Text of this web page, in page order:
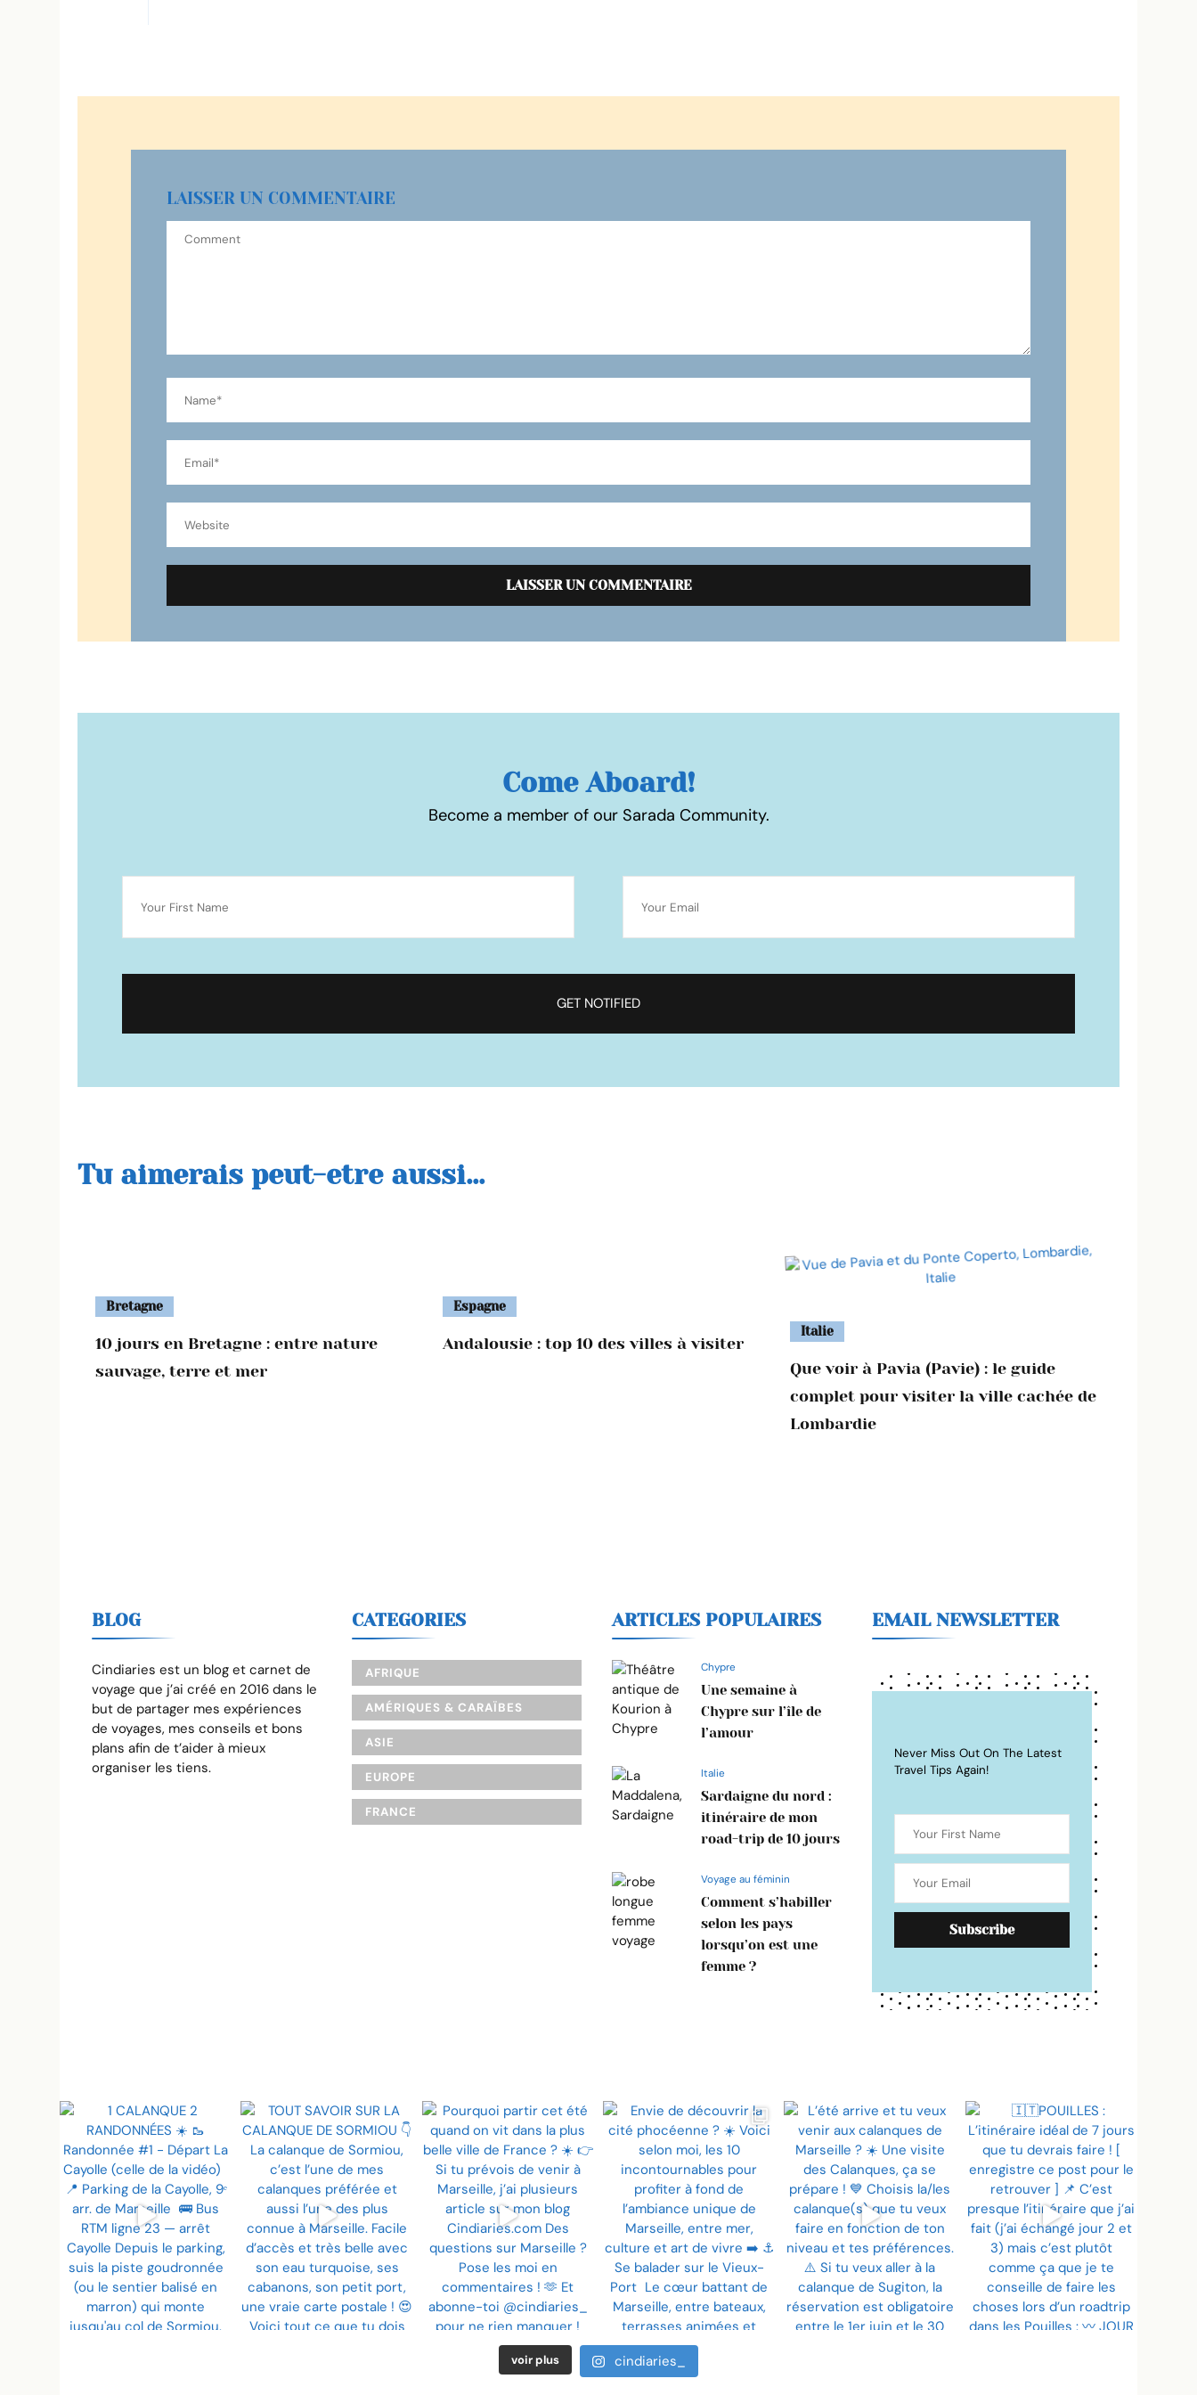
LAISSER UN COMMENTAIRE
Come Aboard!
Become a member of our Sarada Community.
Tu aimerais peut-etre aussi...
Bretagne
10 jours en Bretagne : entre nature
sauvage, terre et mer
Espagne
Andalousie : top 10 des villes à visiter
Italie
Que voir à Pavia (Pavie) : le guide
complet pour visiter la ville cachée de
Lombardie
BLOG
Cindiaries est un blog et carnet de
voyage que j’ai créé en 2016 dans le
but de partager mes expériences
de voyages, mes conseils et bons
plans afin de t’aider à mieux
organiser les tiens.
CATEGORIES
AFRIQUE
AMÉRIQUES & CARAÏBES
ASIE
EUROPE
FRANCE
ARTICLES POPULAIRES
Chypre
Une semaine à
Chypre sur l’île de
l’amour
Italie
Sardaigne du nord :
itinéraire de mon
road-trip de 10 jours
Voyage au féminin
Comment s’habiller
selon les pays
lorsqu’on est une
femme ?
EMAIL NEWSLETTER
Never Miss Out On The Latest
Travel Tips Again!
voir plus cindiaries_